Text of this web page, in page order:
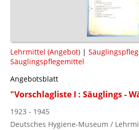
Lehrmittel (Angebot) |
Säuglingspflegemittel
Angebotsblatt
"Vorschlagliste I : Säuglings -
1923 - 1945
Deutsches Hygiene-Museum /